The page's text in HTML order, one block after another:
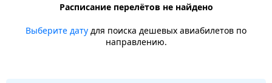
Расписание перелётов не найдено
Выберите дату для поиска дешевых авиабилетов по
направлению.